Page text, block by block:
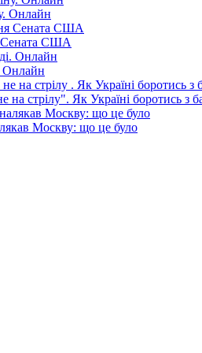
Онлайн
Сената США
Онлайн
стрілу". Як Україні боротись з
Москву: що це було